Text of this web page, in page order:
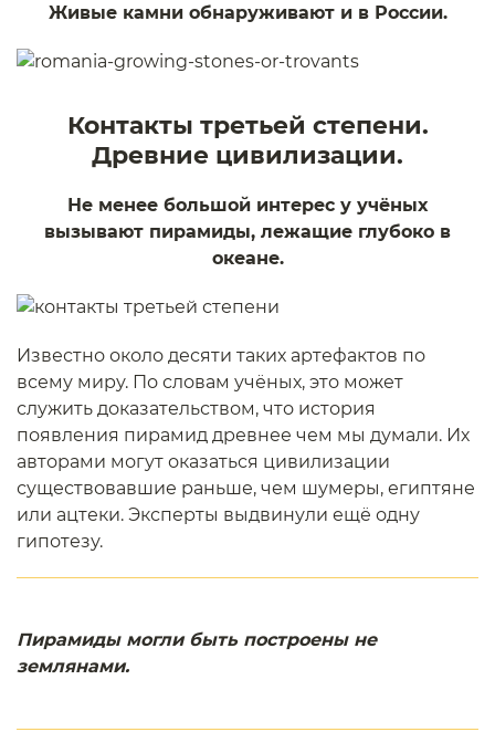
Живые камни обнаруживают и в России.
Контакты третьей степени.
Древние цивилизации.
Не менее большой интерес у учёных
вызывают пирамиды, лежащие глубоко в
океане.
Известно около десяти таких артефактов по
всему миру. По словам учёных, это может
служить доказательством, что история
появления пирамид древнее чем мы думали. Их
авторами могут оказаться цивилизации
существовавшие раньше, чем шумеры, египтяне
или ацтеки. Эксперты выдвинули ещё одну
гипотезу.
Пирамиды могли быть построены не
землянами.